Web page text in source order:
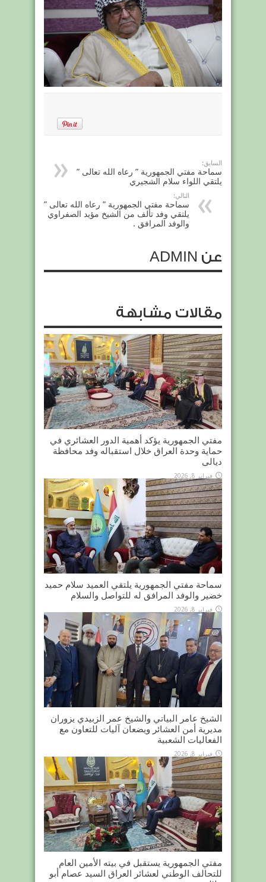
السابق:
سماحة مفتي الجمهورية ” رعاه الله تعالى ”
يلتقي اللواء سلام الشجيري
التالي:
سماحة مفتي الجمهورية ” رعاه الله تعالى ”
يلتقي وفد تألف من الشيخ مؤيد الصفراوي
والوفد المرافق .
عن ADMIN
مقالات مشابهة
مفتي الجمهورية يؤكد أهمية الدور العشائري في
حماية وحدة العراق خلال استقباله وفد محافظة
ديالى
فبراير 8, 2026
سماحة مفتي الجمهورية يلتقي العميد سلام حميد
خضير والوفد المرافق له للتواصل والسلام
فبراير 8, 2026
الشيخ عامر البياتي والشيخ عمر الزبيدي يزوران
مديرية أمن العشائر ويضعان آليات للتعاون مع
الفعاليات الشعبية
فبراير 8, 2026
مفتي الجمهورية يستقبل في بيته الأمين العام
للتحالف الوطني لعشائر العراق السيد عصام أبو